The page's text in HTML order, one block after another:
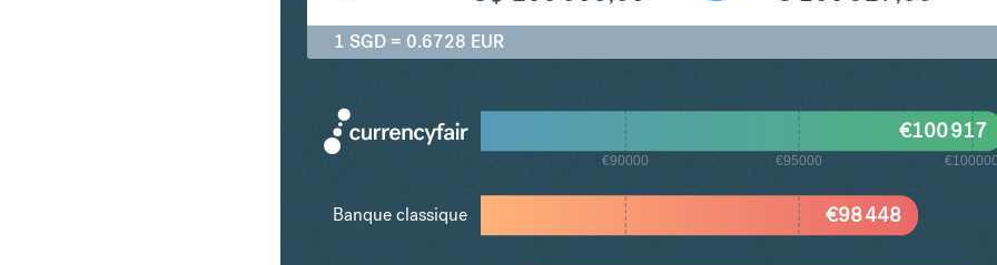
1 SGD = 0.6728 EUR
€90000 €95000
€98 448
€100 917
Banque classique